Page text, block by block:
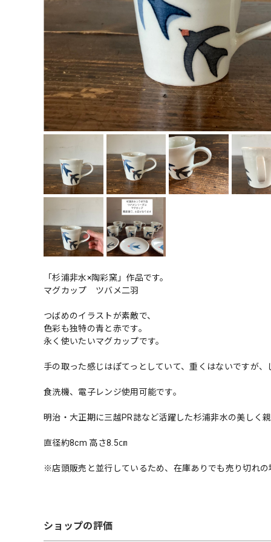
「杉浦非水×陶彩窯」作品です。
マグカップ ツバメ二羽
つばめのイラストが素敵で、
色彩も独特の青と赤です。
永く使いたいマグカップです。
手の取った感じはぽてっとしていて、重くはないですが
食洗機、電子レンジ使用可能です。
明治・大正期に三越PR誌など活躍した杉浦非水の美しく
直径約8cm 高さ8.5㎝
※店頭販売と並行しているため、在庫ありでも売り切れの
ショップの評価